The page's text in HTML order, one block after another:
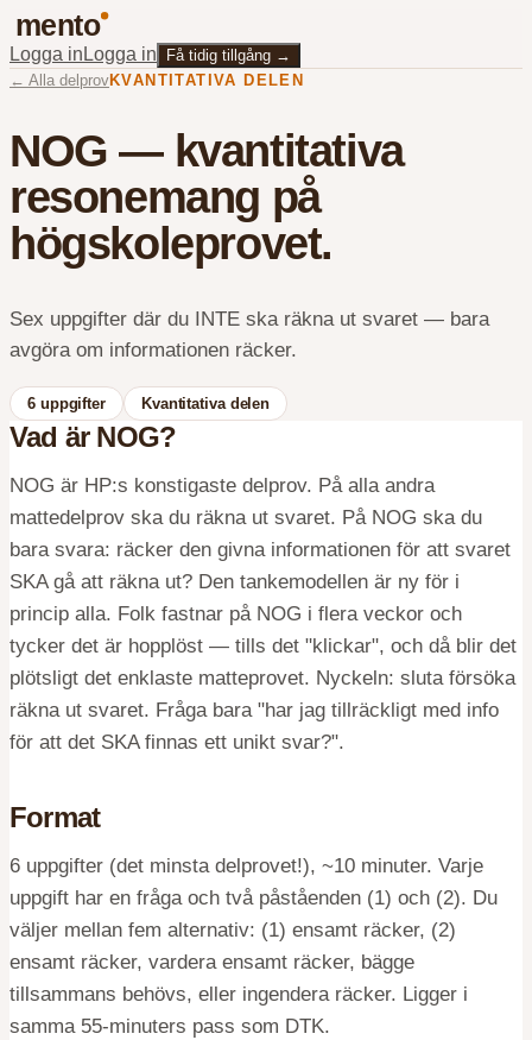
mento
Logga in Logga in Få tidig tillgång →
← Alla delprovKVANTITATIVA DELEN
NOG — kvantitativa
resonemang på
högskoleprovet.
Sex uppgifter där du INTE ska räkna ut svaret — bara
avgöra om informationen räcker.
6uppgifter Kvantitativa delen
Vad är NOG?
NOG är HP:s konstigaste delprov. På alla andra
mattedelprov ska du räkna ut svaret. På NOG ska du
bara svara: räcker den givna informationen för att svaret
SKA gå att räkna ut? Den tankemodellen är ny för i
princip alla. Folk fastnar på NOG i flera veckor och
tycker det är hopplöst — tills det "klickar", och då blir det
plötsligt det enklaste matteprovet. Nyckeln: sluta försöka
räkna ut svaret. Fråga bara "har jag tillräckligt med info
för att det SKA finnas ett unikt svar?".
Format
6 uppgifter (det minsta delprovet!), ~10 minuter. Varje
uppgift har en fråga och två påståenden (1) och (2). Du
väljer mellan fem alternativ: (1) ensamt räcker, (2)
ensamt räcker, vardera ensamt räcker, bägge
tillsammans behövs, eller ingendera räcker. Ligger i
samma 55-minuters pass som DTK.